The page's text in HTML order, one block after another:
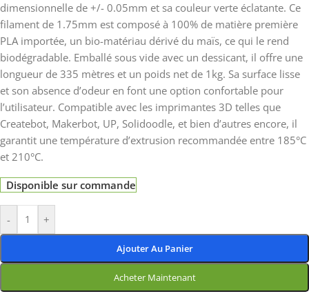
dimensionnelle de +/- 0.05mm et sa couleur verte éclatante. Ce
filament de 1.75mm est composé à 100% de matière première
PLA importée, un bio-matériau dérivé du maïs, ce qui le rend
biodégradable. Emballé sous vide avec un dessicant, il offre une
longueur de 335 mètres et un poids net de 1kg. Sa surface lisse
et son absence d’odeur en font une option confortable pour
l’utilisateur. Compatible avec les imprimantes 3D telles que
Createbot, Makerbot, UP, Solidoodle, et bien d’autres encore, il
garantit une température d’extrusion recommandée entre 185°C
et 210°C.
Disponible sur commande
- +
Ajouter Au Panier
Acheter Maintenant